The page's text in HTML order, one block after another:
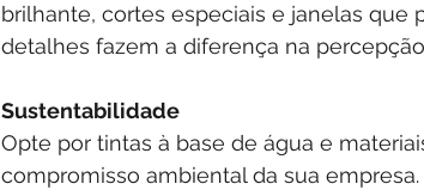
brilhante, cortes especiais e janelas que
detalhes fazem a diferença na
Sustentabilidade
Opte por tintas à base de água e
compromisso ambiental da sua empresa.